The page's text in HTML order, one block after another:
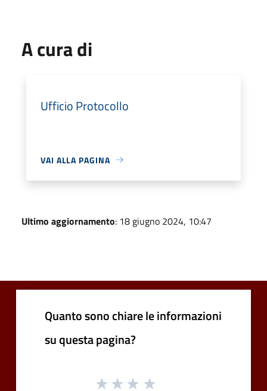
A cura di
Ufficio Protocollo
VAI ALLA PAGINA
Ultimo aggiornamento: 18 giugno 2024, 10:47
Quanto sono chiare le informazioni
su questa pagina?